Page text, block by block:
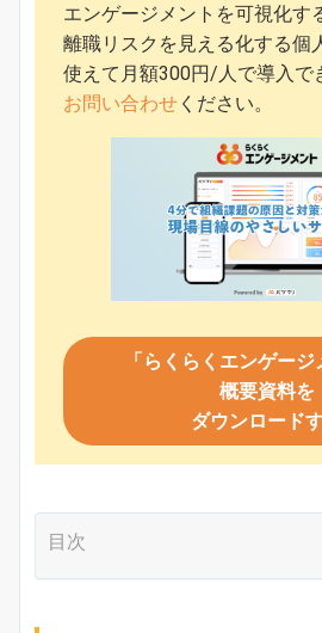
エンゲージメントを可視化す
離職リスクを見える化する個
使えて月額300円/人で導入で
お問い合わせ ください。
「らくらくエンゲー
概要資料を
ダウンロード
目次